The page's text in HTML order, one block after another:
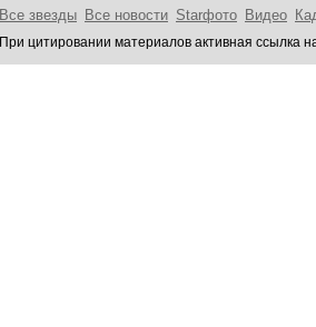
Все звезды Все новости Starфото Видео
При цитировании материалов активная ссылка